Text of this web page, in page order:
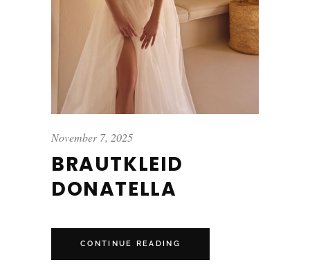
November 7, 2025
BRAUTKLEID
DONATELLA
CONTINUE READING